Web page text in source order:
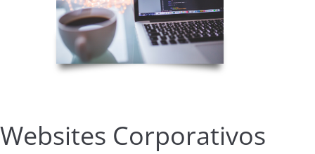
Websites Corporativos